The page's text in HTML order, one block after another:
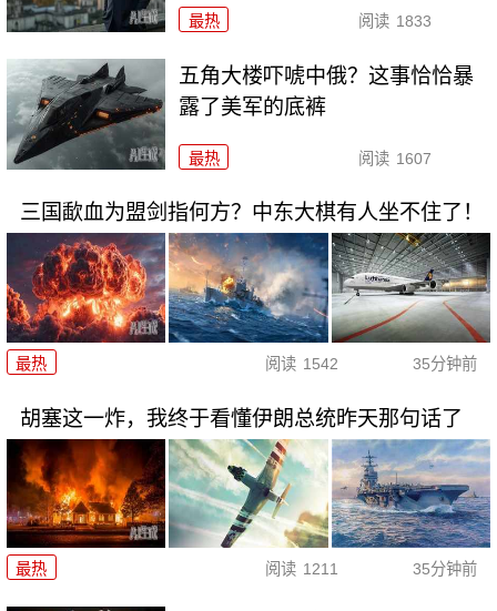
最热 阅读 1833
五角大楼吓唬中俄？这事恰恰暴
露了美军的底裤
最热 阅读 1607
三国歃血为盟剑指何方？中东大棋有人坐不住了！
最热 阅读 1542 35分钟前
胡塞这一炸，我终于看懂伊朗总统昨天那句话了
最热 阅读 1211 35分钟前